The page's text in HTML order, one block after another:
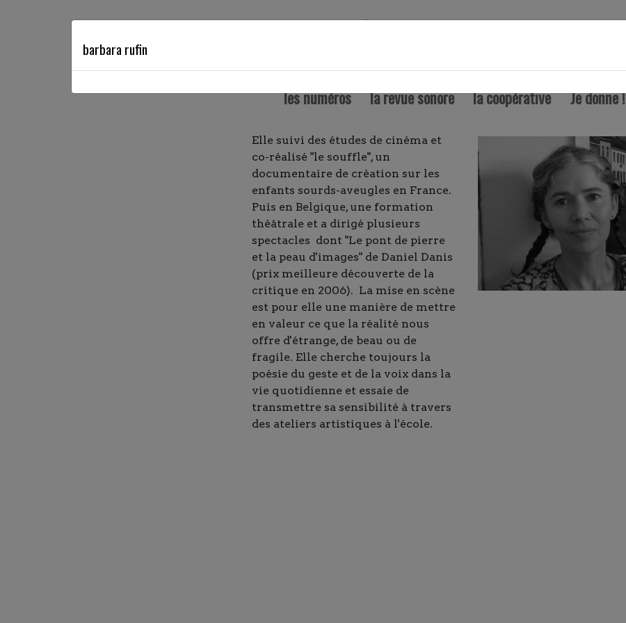
le grain des choses
les numéros la revue sonore la coopérative Je donne !
barbara rufin
Elle suivi des études de cinéma et
co-réalisé "le souffle", un
documentaire de création sur les
enfants sourds-aveugles en France.
Puis en Belgique, une formation
théâtrale et a dirigé plusieurs
spectacles dont "Le pont de pierre
et la peau d'images" de Daniel Danis
(prix meilleure découverte de la
critique en 2006). La mise en scène
est pour elle une manière de mettre
en valeur ce que la réalité nous
offre d'étrange, de beau ou de
fragile. Elle cherche toujours la
poésie du geste et de la voix dans la
vie quotidienne et essaie de
transmettre sa sensibilité à travers
des ateliers artistiques à l'école.